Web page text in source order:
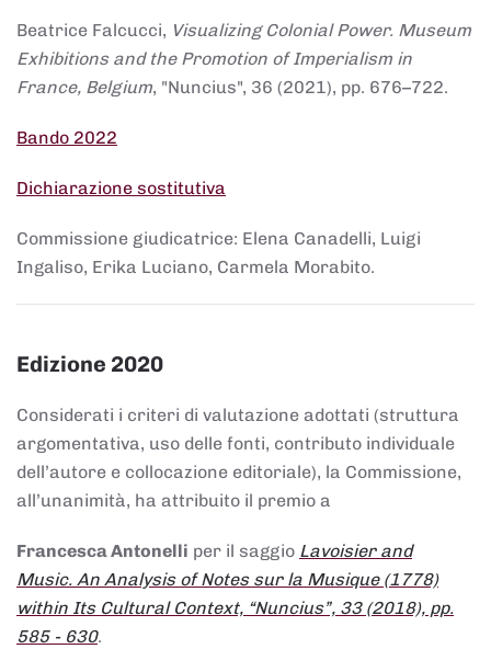
Beatrice Falcucci, Visualizing Colonial Power. Museum
Exhibitions and the Promotion of Imperialism in
France, Belgium, "Nuncius", 36 (2021), pp. 676–722.
Bando 2022
Dichiarazione sostitutiva
Commissione giudicatrice: Elena Canadelli, Luigi
Ingaliso, Erika Luciano, Carmela Morabito.
Edizione 2020
Considerati i criteri di valutazione adottati (struttura
argomentativa, uso delle fonti, contributo individuale
dell’autore e collocazione editoriale), la Commissione,
all’unanimità, ha attribuito il premio a
Francesca Antonelli per il saggio Lavoisier and
Music. An Analysis of Notes sur la Musique (1778)
within Its Cultural Context, “Nuncius”, 33 (2018), pp.
585 - 630.